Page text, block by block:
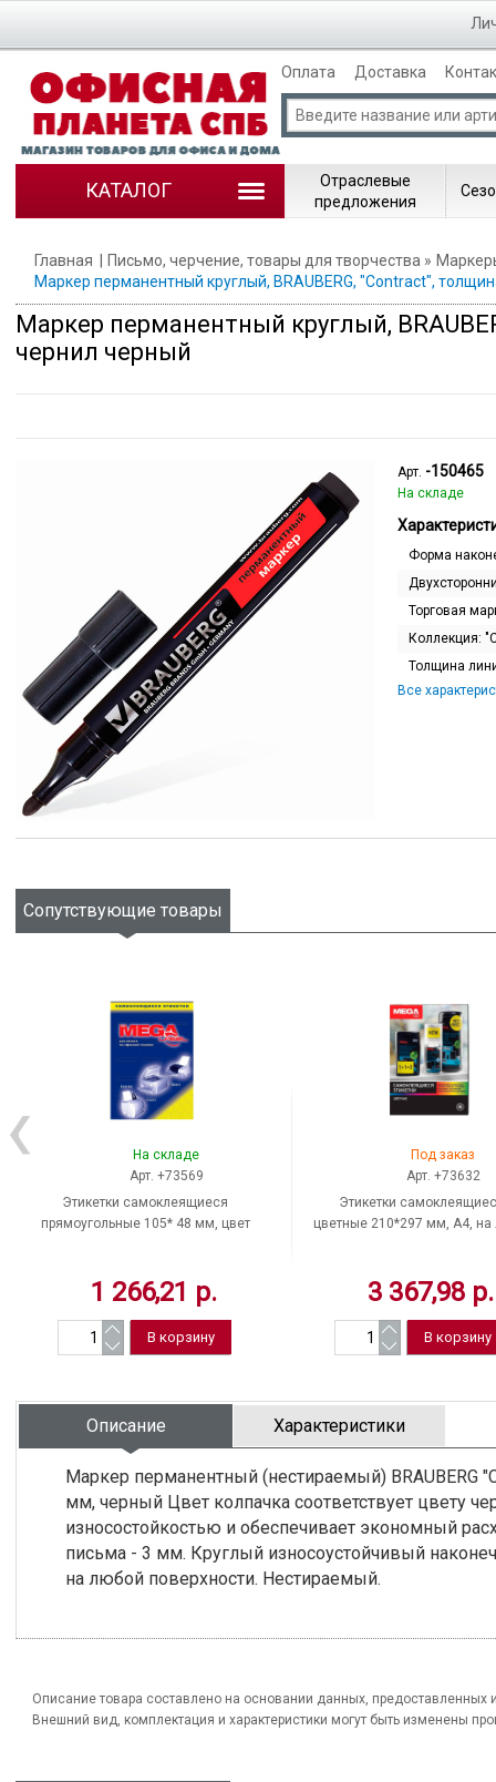
Оплата Доставка
КАТАЛОГ
Отраслевые
предложения
Главная Письмо, черчение, товары для творчества
Маркер перманентный круглый, BRAUBERG, "Contract",
Маркер перманентный круглый,
чернил черный
Арт. -150465
На складе
Форма
Торговая
Коллекция:
Толщина
Все
Сопутствующие товары
На складе
Арт. +73569
Этикетки самоклеящиеся
прямоугольные 105* 48 мм, цвет
Россия
1 266,21 р.
Под заказ
Арт. +73632
Этикетки
цветные 210*297 мм, A4, на
Россия
3 367,98 р.
Описание Характеристики
Маркер перманентный (нестираемый) BRAUBERG
мм, черный Цвет колпачка соответствует цвету
износостойкостью и обеспечивает экономный
письма - 3 мм. Круглый износоустойчивый
на любой поверхности. Нестираемый.
Описание товара составлено на основании данных, предоставленных
Внешний вид, комплектация и характеристики могут быть изменены